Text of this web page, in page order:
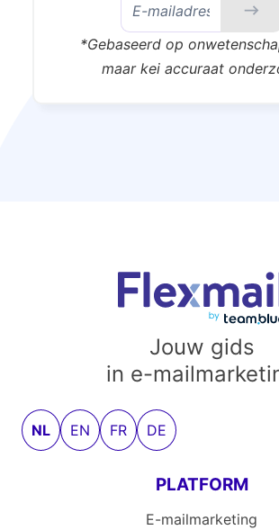
*Gebaseerd op
maar kei accuraat
Jouw gids
in e-
NL EN FR DE
PLATFORM
E-mailmarketing